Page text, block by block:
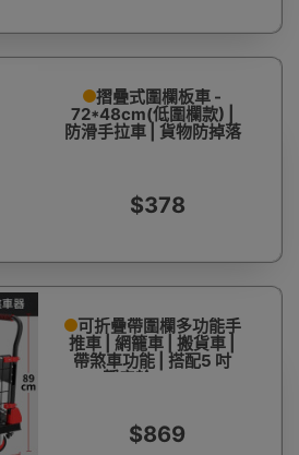
摺曡式圍欄板車 -
72*48cm(低圍欄款) |
防滑手拉車 | 貨物防掉落
$378
可折疊帶圍欄多功能手
推車 | 網籠車 | 搬貨車 |
帶煞車功能 | 搭配5 吋
TPR 靜音輪 - 71*47cm
$869